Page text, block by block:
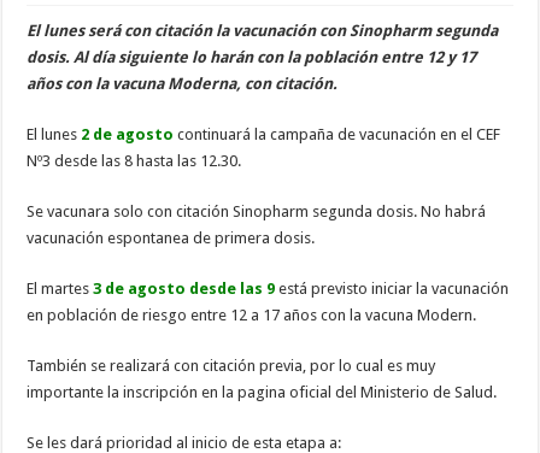
El lunes será con citación la vacunación con Sinopharm segunda
dosis. Al día siguiente lo harán con la población entre 12 y 17
años con la vacuna Moderna, con citación.
El lunes 2 de agosto continuará la campaña de vacunación en el CEF
Nº3 desde las 8 hasta las 12.30.
Se vacunara solo con citación Sinopharm segunda dosis. No habrá
vacunación espontanea de primera dosis.
El martes3 de agosto desde las 9 está previsto iniciar la vacunación
en población de riesgo entre 12 a 17 años con la vacuna Modern.
También se realizará con citación previa, por lo cual es muy
importante la inscripción en la pagina oficial del Ministerio de Salud.
Se les dará prioridad al inicio de esta etapa a: